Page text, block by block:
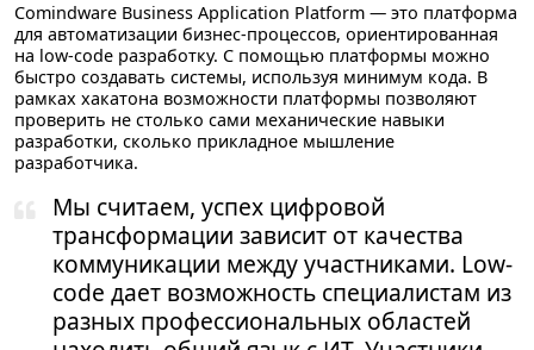
Comindware Business Application Platform — это платформа
для автоматизации бизнес-процессов, ориентированная
на low-code разработку. С помощью платформы можно
быстро создавать системы, используя минимум кода. В
рамках хакатона возможности платформы позволяют
проверить не столько сами механические навыки
разработки, сколько прикладное мышление
разработчика.
Мы считаем, успех цифровой
трансформации зависит от качества
коммуникации между участниками. Low-
code дает возможность специалистам из
разных профессиональных областей